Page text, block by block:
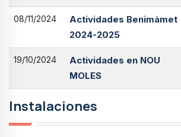
08/11/2024
Actividades Benimàmet
2024-2025
19/10/2024
Actividades en NOU
MOLES
Instalaciones